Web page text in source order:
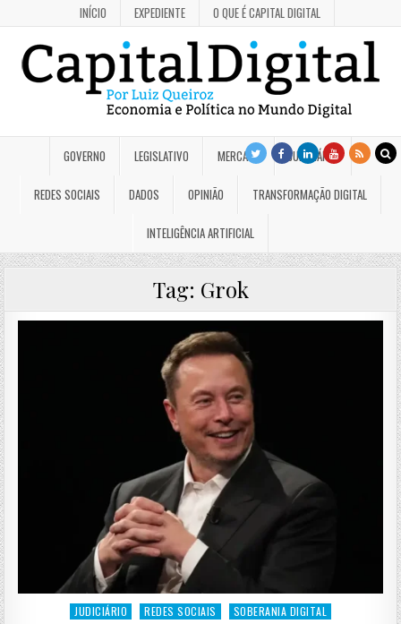
INÍCIO EXPEDIENTE O QUE É CAPITAL DIGITAL
GOVERNO LEGISLATIVO MERCADO JUDICIÁRIO
REDES SOCIAIS DADOS OPINIÃO TRANSFORMAÇÃO DIGITAL
INTELIGÊNCIA ARTIFICIAL
Tag: Grok
Posted
JUDICIÁRIO REDES SOCIAIS SOBERANIA DIGITAL